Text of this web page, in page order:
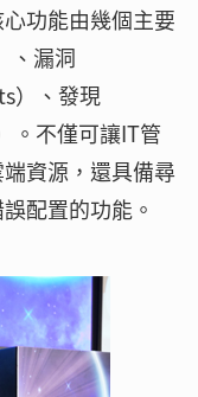
功能由幾個主要
、漏洞
）、發現
。不僅可讓IT管
資源，還具備尋
配置的功能。